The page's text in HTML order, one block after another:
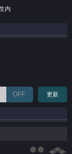
内
OFF 更新